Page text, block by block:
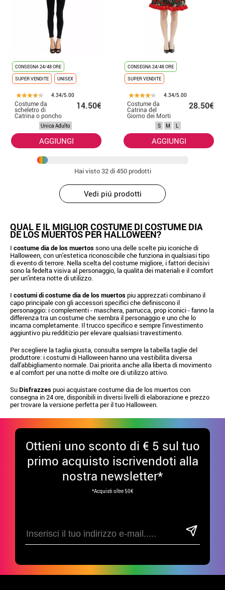
CONSEGNA 24/48 ORE
SUPER VENDITE
UNISEX
4.34/5.00
Costume da
scheletro di
Catrina o poncho
per donna
14.50€
Unica Adulto
AGGIUNGI
CONSEGNA 24/48 ORE
SUPER VENDITE
4.34/5.00
Costume da
Catrina del
Giorno dei Morti
28.50€
S M L
AGGIUNGI
Hai visto32di 450 prodotti
Vedi piú prodotti
QUAL E IL MIGLIOR COSTUME DI COSTUME DIA
DE LOS MUERTOS PER HALLOWEEN?
I costume dia de los muertossono una delle scelte piu iconiche di
Halloween, con un'estetica riconoscibile che funziona in qualsiasi tipo
di evento di terrore. Nella scelta del costume migliore, i fattori decisivi
sono la fedelta visiva al personaggio, la qualita dei materiali e il comfort
per un'intera notte di utilizzo.
I costumi di costume dia de los muertospiu apprezzati combinano il
capo principale con gli accessori specifici che definiscono il
personaggio: i complementi - maschera, parrucca, prop iconici - fanno la
differenza tra un costume che sembra il personaggio e uno che lo
incarna completamente. Il trucco specifico e sempre l'investimento
aggiuntivo piu redditizio per elevare qualsiasi travestimento.
Per scegliere la taglia giusta, consulta sempre la tabella taglie del
produttore: i costumi di Halloween hanno una vestibilita diversa
dall'abbigliamento normale. Dai priorita anche alla liberta di movimento
e al comfort per una notte di molte ore di utilizzo attivo.
SuDisfrazzespuoi acquistare costume dia de los muertos con
consegna in 24 ore, disponibili in diversi livelli di elaborazione e prezzo
per trovare la versione perfetta per il tuo Halloween.
Ottieni uno sconto di € 5 sul tuo
primo acquisto iscrivendoti alla
nostra newsletter*
*Acquisti oltre 50€